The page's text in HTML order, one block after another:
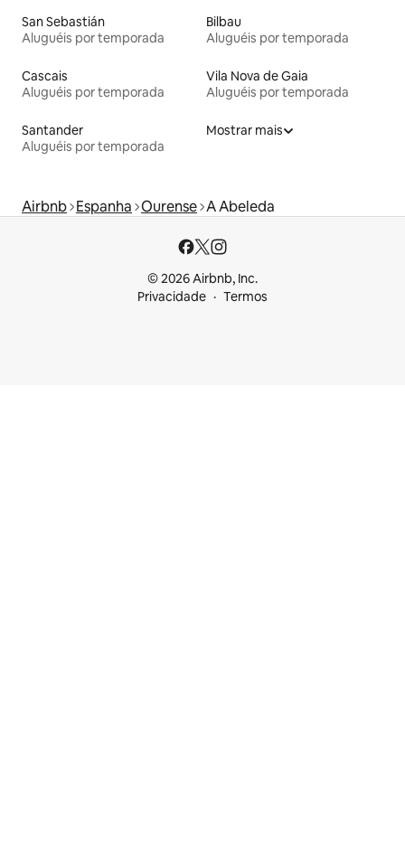
San Sebastián
Aluguéis por temporada
Bilbau
Aluguéis por temporada
Cascais
Aluguéis por temporada
Vila Nova de Gaia
Aluguéis por temporada
Santander
Aluguéis por temporada
Mostrar mais
Airbnb Espanha Ourense A Abeleda
© 2026 Airbnb, Inc.
Privacidade
Termos